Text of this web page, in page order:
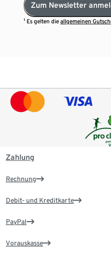
Zum Newsletter
¹ Es gelten dieallgemeinen
Zahlung
Rechnung
Debit- und Kreditkarte
PayPal
Vorauskasse